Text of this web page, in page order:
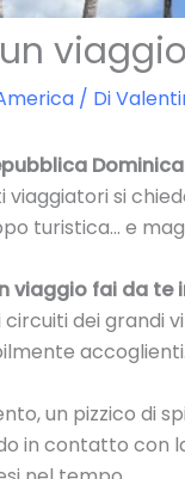
/ Di
viaggiatori si
turistica… e
viaggio fai da te
circuiti dei grandi
accoglienti.
un pizzico di
in contatto con